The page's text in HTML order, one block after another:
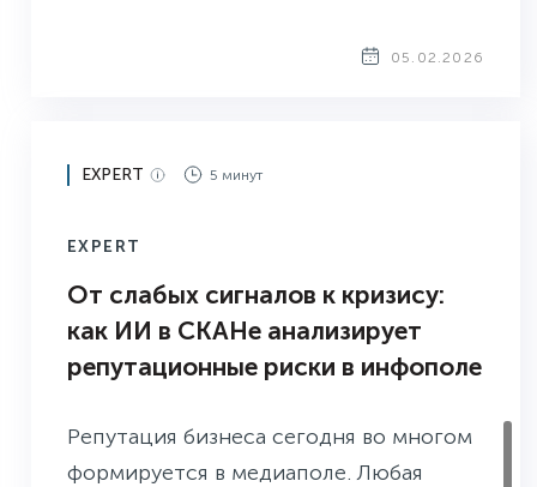
05.02.2026
EXPERT 5 минут
EXPERT
От слабых сигналов к кризису:
как ИИ в СКАНе анализирует
репутационные риски в инфополе
Репутация бизнеса сегодня во многом
формируется в медиаполе. Любая